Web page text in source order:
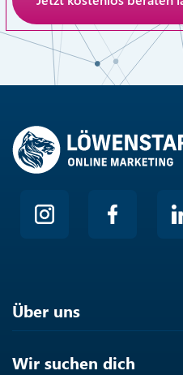
Anti-Roboter-Verifizierung
Hier klicken
Über uns
Wir suchen dich